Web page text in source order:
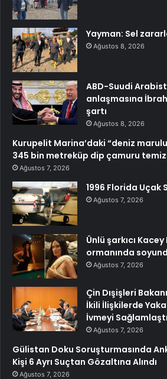
Yayman: Sel
Ağustos 8, 2026
ABD-Suudi
anlaşmasına
şartı
Ağustos 8, 2026
Kurupelit Marina’daki “deniz
345 bin metreküp dip çamuru
Ağustos 7, 2026
1996 Florida Uçak
Ağustos 7, 2026
Ünlü şarkıcı
ormanında
Ağustos 7, 2026
Çin Dışişleri
İkili İlişkilerde
İvmeyi
Ağustos 7, 2026
Gülistan Doku Soruşturmasında
Kişi 6 Ayrı Suçtan Gözaltına Alındı
Ağustos 7, 2026